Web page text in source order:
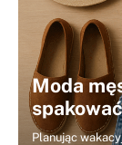
Moda
spakować
Planując